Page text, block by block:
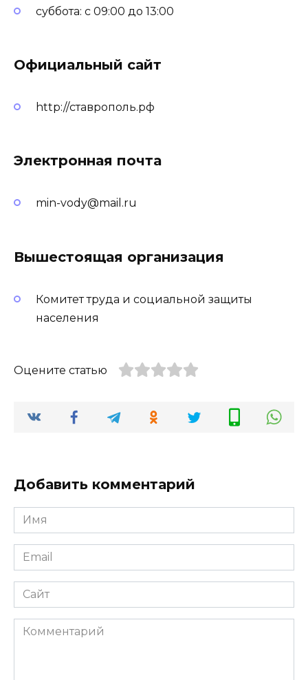
суббота: с 09:00 до 13:00
Официальный сайт
http://ставрополь.рф
Электронная почта
min-vody@mail.ru
Вышестоящая организация
Комитет труда и социальной защиты
населения
Оцените статью
Добавить комментарий
Имя
*
Email
*
Сайт
Комментарий